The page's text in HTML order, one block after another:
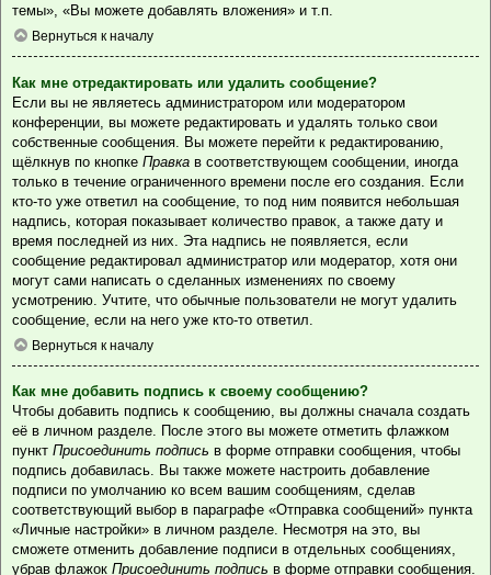
темы», «Вы можете добавлять вложения» и т.п.
Вернуться к началу
Как мне отредактировать или удалить сообщение?
Если вы не являетесь администратором или модератором
конференции, вы можете редактировать и удалять только свои
собственные сообщения. Вы можете перейти к редактированию,
щёлкнув по кнопке Правка в соответствующем сообщении, иногда
только в течение ограниченного времени после его создания. Если
кто-то уже ответил на сообщение, то под ним появится небольшая
надпись, которая показывает количество правок, а также дату и
время последней из них. Эта надпись не появляется, если
сообщение редактировал администратор или модератор, хотя они
могут сами написать о сделанных изменениях по своему
усмотрению. Учтите, что обычные пользователи не могут удалить
сообщение, если на него уже кто-то ответил.
Вернуться к началу
Как мне добавить подпись к своему сообщению?
Чтобы добавить подпись к сообщению, вы должны сначала создать
её в личном разделе. После этого вы можете отметить флажком
пункт Присоединить подпись в форме отправки сообщения, чтобы
подпись добавилась. Вы также можете настроить добавление
подписи по умолчанию ко всем вашим сообщениям, сделав
соответствующий выбор в параграфе «Отправка сообщений» пункта
«Личные настройки» в личном разделе. Несмотря на это, вы
сможете отменить добавление подписи в отдельных сообщениях,
убрав флажок Присоединить подпись в форме отправки сообщения.